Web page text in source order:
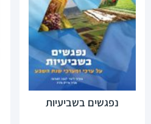
נפגשים בשביעיות